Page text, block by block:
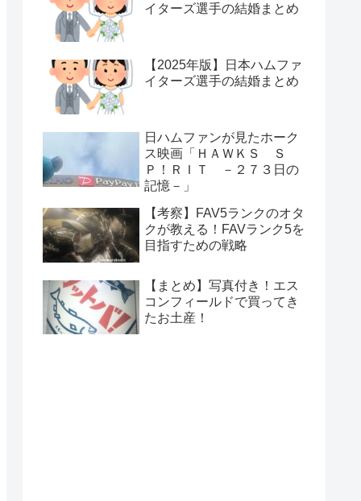
イターズ選手の結婚まとめ
【2025年版】日本ハムファ
イターズ選手の結婚まとめ
日ハムファンが見たホーク
ス映画「ＨＡＷＫＳ Ｓ
Ｐ！ＲＩＴ －２７３日の
記憶－」
【考察】FAV5ランクのオタ
クが教える！FAVランク5を
目指すための戦略
【まとめ】写真付き！エス
コンフィールドで買ってき
たお土産！